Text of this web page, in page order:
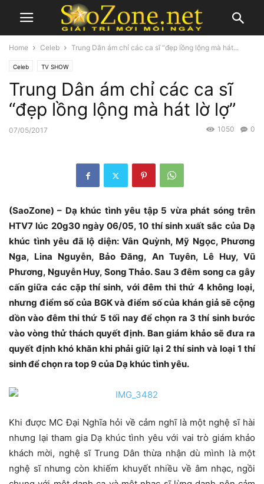
Home Celeb Trung Dân ám chỉ các ca sĩ “đẹp lồng lộng mà hát...
Celeb TV SHOW
Trung Dân ám chỉ các ca sĩ
“đẹp lồng lộng mà hát lờ lợ”
07/05/2017 0
1050
(SaoZone) – Dạ khúc tình yêu tập 5 vừa phát sóng trên
HTV7 lúc 20g30 ngày 06/05, 10 thí sinh xuất sắc của Dạ
khúc tình yêu đã lộ diện: Vân Quỳnh, Mỹ Ngọc, Phương
Nga, Lina Nguyễn, Bảo Đăng, An Tuyên, Lê Huy, Vũ
Phương, Nguyễn Huy, Song Thảo. Sau 3 đêm song ca gây
cấn giữa các cặp thí sinh, với đêm thi thứ 4 không loại,
nhưng điểm số của BGK và điểm số của khán giả sẽ cộng
dồn vào đêm thi thứ 5 tối nay để chọn ra 3 thí sinh bước
vào vòng thử thách quyết định. Ban giám khảo sẽ đưa ra
quyết định khó khăn khi phải giữ lại 2 thí sinh và loại 1 thí
sinh để chọn ra top 9 của Dạ khúc tình yêu.
Khi được MC Đại Nghĩa hỏi về cảm nghĩ là một nghệ sĩ hài
nhưng lại tham gia Dạ khúc tình yêu với vai trò giám khảo
khách mời, nghệ sĩ Trung Dân thừa nhận dù mình là một
nghệ sĩ nhưng còn khiếm khuyết nhiều về âm nhạc, ngồi